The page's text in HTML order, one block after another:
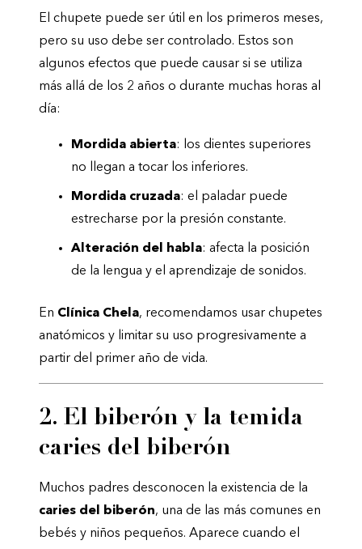
El chupete puede ser útil en los primeros meses,
pero su uso debe ser controlado. Estos son
algunos efectos que puede causar si se utiliza
más allá de los 2 años o durante muchas horas al
día:
Mordida abierta: los dientes superiores
no llegan a tocar los inferiores.
Mordida cruzada: el paladar puede
estrecharse por la presión constante.
Alteración del habla: afecta la posición
de la lengua y el aprendizaje de sonidos.
En Clínica Chela, recomendamos usar chupetes
anatómicos y limitar su uso progresivamente a
partir del primer año de vida.
2. El biberón y la temida
caries del biberón
Muchos padres desconocen la existencia de la
caries del biberón, una de las más comunes en
bebés y niños pequeños. Aparece cuando el